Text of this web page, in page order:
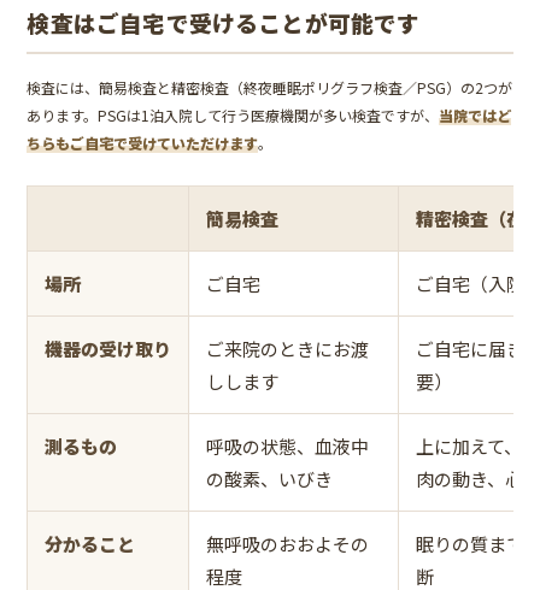
検査はご自宅で受けることが可能です
検査には、簡易検査と精密検査（終夜睡眠ポリグラフ検査／PSG）の2つが
あります。PSGは1泊入院して行う医療機関が多い検査ですが、当院ではど
ちらもご自宅で受けていただけます。
簡易検査 精密検査（在
場所 ご自宅 ご自宅（入院
機器の受け取り
ご来院のときにお渡
しします
ご自宅に届き
要）
測るもの
呼吸の状態、血液中
の酸素、いびき
上に加えて、
肉の動き、心
分かること
無呼吸のおおよその
程度
眠りの質まで
断